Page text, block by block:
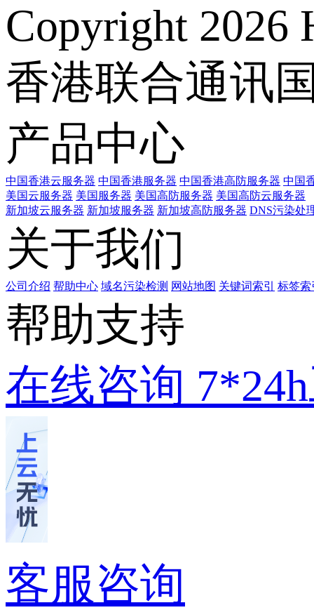
Copyright 2026
香港联合通讯
产品中心
中国香港云服务器 中国香港服务器 中国香港高防服务器 中国
美国云服务器 美国服务器 美国高防服务器 美国高防云服务器
新加坡云服务器 新加坡服务器 新加坡高防服务器 DNS污染处
关于我们
公司介绍 帮助中心 域名污染检测 网站地图 关键词索引 标签索
帮助支持
在线咨询
客服咨询